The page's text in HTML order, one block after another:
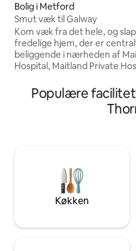
Bolig i Metford
Smut væk til Galway
Kom væk fra det hele, og
fredelige hjem, der er
beliggende i nærheden af
Hospital, Maitland Private
Shopping Centre, pubber,
parker, mindre end 10
Freeway, Morpeth og
beliggenhed, der er
møbleret til 7 personer (de 2
senge kan adskilles for at
forskellige behov)
Populære
Køkken